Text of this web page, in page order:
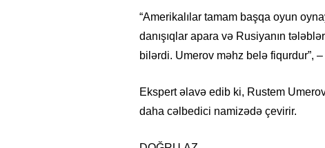
“Amerikalılar tamam başqa oyun
danışıqlar apara və Rusiyanın
bilərdi. Umerov məhz belə fiqurdur”,
Ekspert əlavə edib ki, Rustem
daha cəlbedici namizədə çevirir.